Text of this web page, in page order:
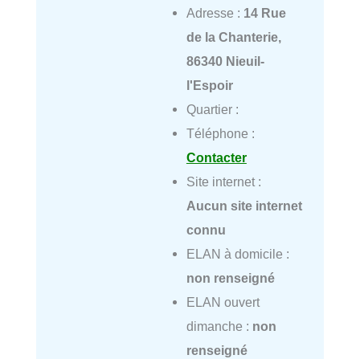
Adresse : 14 Rue
de la Chanterie,
86340 Nieuil-
l'Espoir
Quartier :
Téléphone :
Contacter
Site internet :
Aucun site internet
connu
ELAN à domicile :
non renseigné
ELAN ouvert
dimanche : non
renseigné